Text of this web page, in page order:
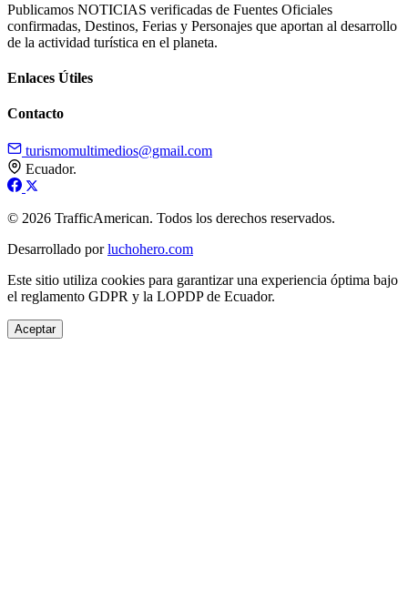
Publicamos NOTICIAS verificadas de Fuentes Oficiales
confirmadas, Destinos, Ferias y Personajes que aportan al desarrollo
de la actividad turística en el planeta.
Enlaces Útiles
Contacto
turismomultimedios@gmail.com
Ecuador.
© 2026 TrafficAmerican. Todos los derechos reservados.
Desarrollado porluchohero.com
Este sitio utiliza cookies para garantizar una experiencia óptima bajo
el reglamento GDPR y la LOPDP de Ecuador.
Aceptar